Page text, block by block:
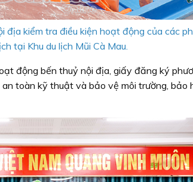
địa kiểm tra điều kiện hoạt động của các
tại Khu du lịch Mũi Cà Mau.
động bến thuỷ nội địa, giấy đăng ký
toàn kỹ thuật và bảo vệ môi trường, bảo